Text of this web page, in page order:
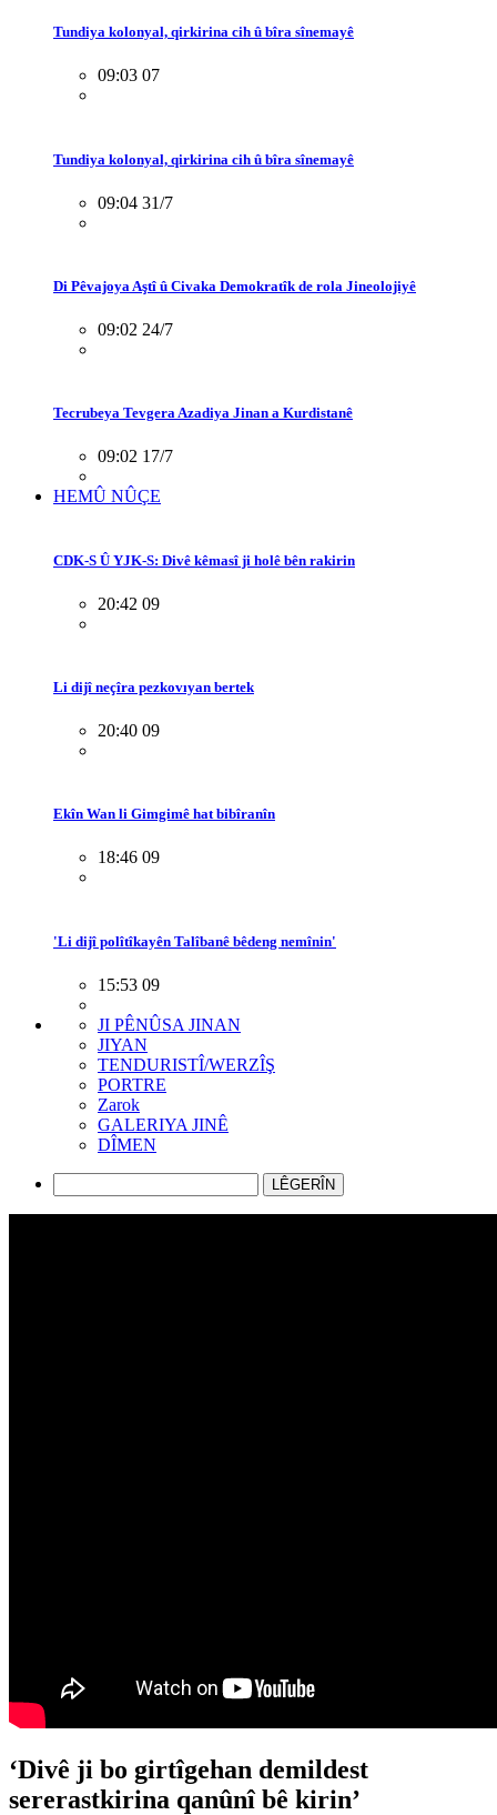
Tundiya kolonyal, qirkirina cih û bîra sînemayê
09:03 07
Tundiya kolonyal, qirkirina cih û bîra sînemayê
09:04 31/7
Di Pêvajoya Aştî û Civaka Demokratîk de rola Jineolojiyê
09:02 24/7
Tecrubeya Tevgera Azadiya Jinan a Kurdistanê
09:02 17/7
HEMÛ NÛÇE
CDK-S Û YJK-S: Divê kêmasî ji holê bên rakirin
20:42 09
Li dijî neçîra pezkovıyan bertek
20:40 09
Ekîn Wan li Gimgimê hat bibîranîn
18:46 09
'Li dijî polîtîkayên Talîbanê bêdeng nemînin'
15:53 09
JI PÊNÛSA JINAN
JIYAN
TENDURISTÎ/WERZÎŞ
PORTRE
Zarok
GALERIYA JINÊ
DÎMEN
LÊGERÎN
‘Divê ji bo girtîgehan demildest
sererastkirina qanûnî bê kirin’